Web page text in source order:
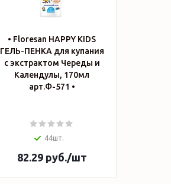
• Floresan HAPPY KIDS
ГЕЛЬ-ПЕНКА для купания
с экстрактом Череды и
Календулы, 170мл
арт.Ф-571 •
44шт.
82.29руб./шт